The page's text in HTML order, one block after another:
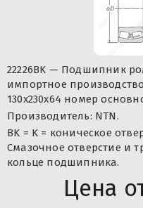
22226BK — Подшипник
импортное
130x230x64 номер
Производитель: NTN.
BK = K = коническое
Смазочное отверстие и
кольце подшипника.
Цена